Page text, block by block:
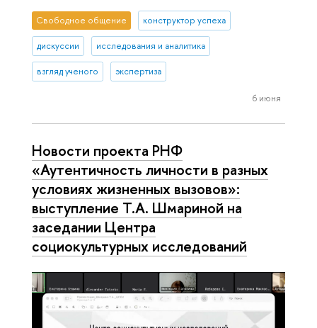
Свободное общение конструктор успеха
дискуссии исследования и аналитика
взгляд ученого экспертиза
6 июня
Новости проекта РНФ
«Аутентичность личности в разных
условиях жизненных вызовов»:
выступление Т.А. Шмариной на
заседании Центра
социокультурных исследований